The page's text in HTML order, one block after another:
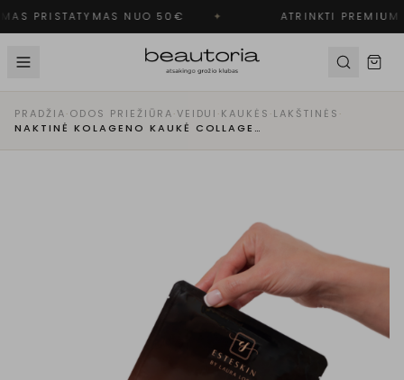
PRISTATYMAS NUO 50€ ✦ ATRINKTI PREMIUM
PRADŽIA·ODOS PRIEŽIŪRA·VEIDUI ·KAUKĖS ·LAKŠTINĖS ·
NAKTINĖ KOLAGENO KAUKĖ COLLAGEN BOOST OVERNIGHT MASK, ESTESKIN 1VNT